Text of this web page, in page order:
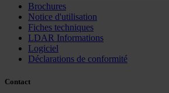
Brochures
Notice d'utilisation
Fiches techniques
LDAR Informations
Logiciel
Déclarations de conformité
Contact